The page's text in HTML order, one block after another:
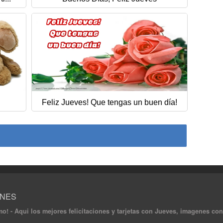
Feliz Jueves! Que tengas un buen día!
- Aqui los mejores felicitaciones y tarjetas con Jueves, imagenes